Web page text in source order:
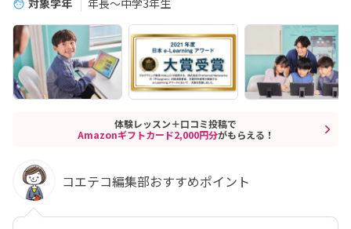
対象学年
年長～中学3年生
体験レッスン＋口コミ投稿で
Amazonギフトカード2,000円分がもらえる！
コエテコ編集部おすすめポイント